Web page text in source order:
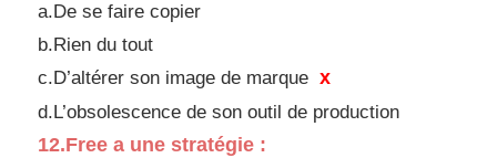
a.De se faire copier
b.Rien du tout
c.D’altérer son image de marque x
d.L’obsolescence de son outil de production
12.Free a une stratégie :